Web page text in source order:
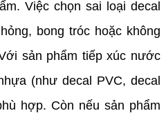
Việc chọn sai loại decal
bong tróc hoặc không
sản phẩm tiếp xúc nước
(như decal PVC, decal
hợp. Còn nếu sản phẩm